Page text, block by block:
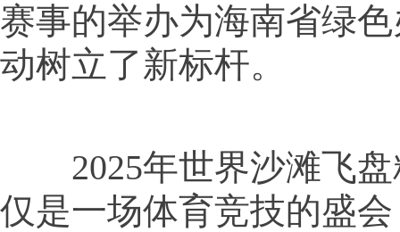
赛事的举办为海南省绿
动树立了新标杆。
2025年世界沙滩飞盘
仅是一场体育竞技的盛